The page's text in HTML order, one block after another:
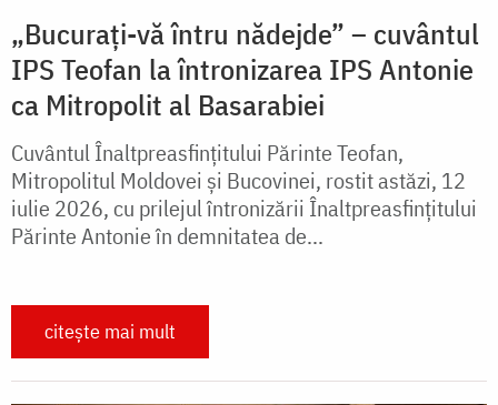
„Bucurați-vă întru nădejde” – cuvântul
IPS Teofan la întronizarea IPS Antonie
ca Mitropolit al Basarabiei
Cuvântul Înaltpreasfințitului Părinte Teofan,
Mitropolitul Moldovei și Bucovinei, rostit astăzi, 12
iulie 2026, cu prilejul întronizării Înaltpreasfințitului
Părinte Antonie în demnitatea de...
citește mai mult